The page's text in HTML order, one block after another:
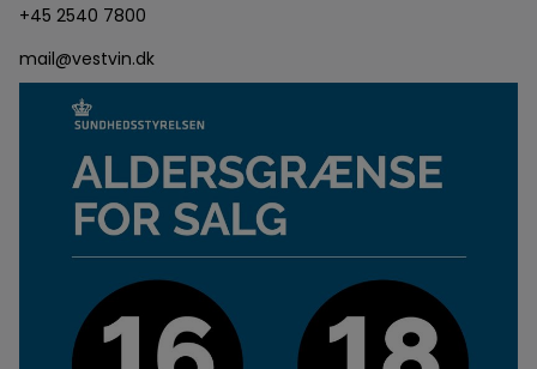
+45 2540 7800
mail@vestvin.dk